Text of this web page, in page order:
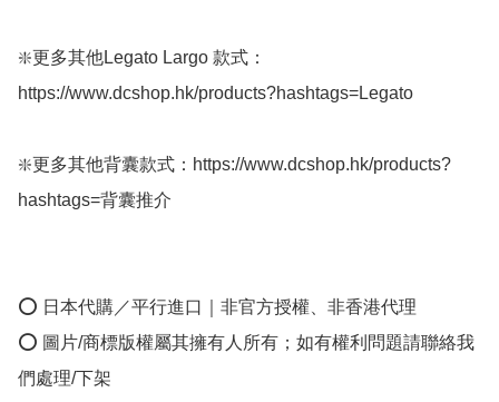
❇️更多其他Legato Largo 款式：
https://www.dcshop.hk/products?hashtags=Legato
❇️更多其他背囊款式：https://www.dcshop.hk/products?
hashtags=背囊推介
⭕ 日本代購／平行進口｜非官方授權、非香港代理
⭕ 圖片/商標版權屬其擁有人所有；如有權利問題請聯絡我
們處理/下架